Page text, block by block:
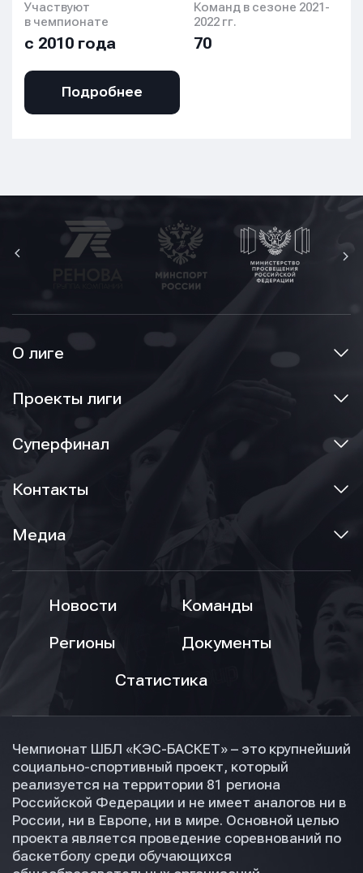
Участвуют
в чемпионате
с 2010 года
Команд в сезоне 2021-
2022 гг.
70
Подробнее
О лиге
Проекты лиги
Суперфинал
Контакты
Медиа
Новости
Команды
Регионы
Документы
Статистика
Чемпионат ШБЛ «КЭС-БАСКЕТ» – это крупнейший
социально-спортивный проект, который
реализуется на территории 81 региона
Российской Федерации и не имеет аналогов ни в
России, ни в Европе, ни в мире. Основной целью
проекта является проведение соревнований по
баскетболу среди обучающихся